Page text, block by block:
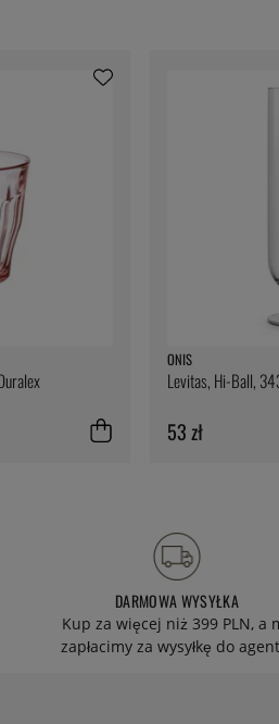
ONIS
Levitas, Hi-Ball,
53 zł
DARMOWA WYSYŁKA
Kup za więcej niż 399 PLN, a
zapłacimy za wysyłkę do